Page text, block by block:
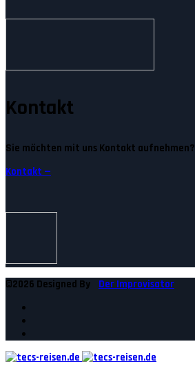
Kontakt
Sie möchten mit uns Kontakt aufnehmen?
Kontakt —
©2026 Designed By Der Improvisator